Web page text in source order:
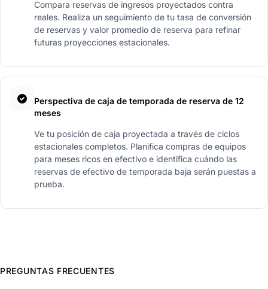
Compara reservas de ingresos proyectados contra
reales. Realiza un seguimiento de tu tasa de conversión
de reservas y valor promedio de reserva para refinar
futuras proyecciones estacionales.
Perspectiva de caja de temporada de reserva de 12
meses
Ve tu posición de caja proyectada a través de ciclos
estacionales completos. Planifica compras de equipos
para meses ricos en efectivo e identifica cuándo las
reservas de efectivo de temporada baja serán puestas a
prueba.
PREGUNTAS FRECUENTES